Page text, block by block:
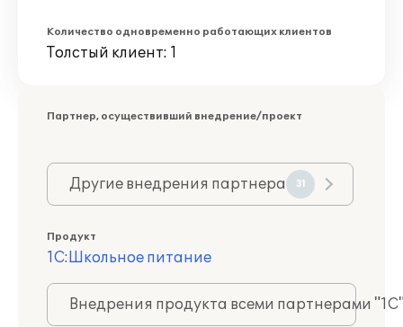
Количество одновременно работающих клиентов
Толстый клиент: 1
Партнер, осуществивший внедрение/проект
Другие внедрения партнера 31
Продукт
1С:Школьное питание
Внедрения продукта всеми партнерами